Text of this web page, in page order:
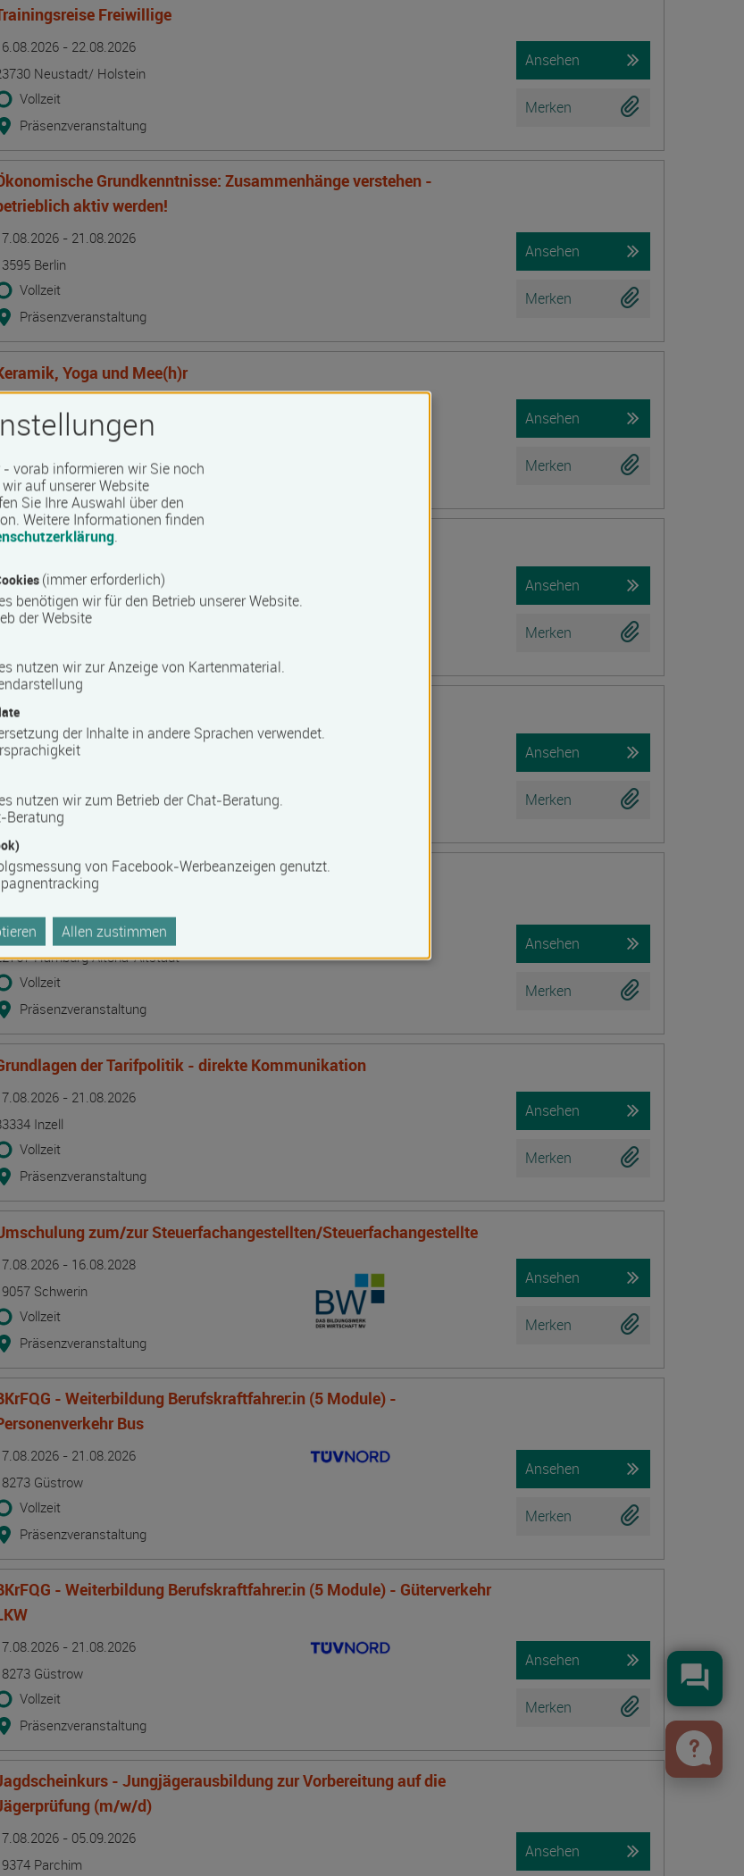
Freiwillige
- 22.08.2026
Neustadt/ Holstein
Vollzeit
Präsenzveranstaltung
Ansehen
Merken
Grundkenntnisse: Zusammenhänge verstehen -
aktiv werden!
- 21.08.2026
Berlin
Vollzeit
Präsenzveranstaltung
Ansehen
Merken
Yoga und Mee(h)r
Lubmin
und Lernform
Präsenzveranstaltung
Ansehen
Merken
IHK - Intensivlehrgang (schriftliche Prüfung)
- 23.08.2026
Frankfurt
Vollzeit
Ansehen
Merken
IHK - Intensivlehrgang (schriftliche Prüfung)
- 23.08.2026
Vollzeit
und Lernform
Blended Learning
Ansehen
Merken
Grundausbildung: Theorie und Praxis der Hypnose in
Therapie und Coaching, strukturierte Hypnose
- 21.08.2026
Hamburg Altona-Altstadt
Vollzeit
und Lernform
Präsenzveranstaltung
Ansehen
Merken
der Tarifpolitik - direkte Kommunikation
- 21.08.2026
Inzell
Vollzeit
Präsenzveranstaltung
Ansehen
Merken
zum/zur Steuerfachangestellten/Steuerfachangestellte
- 16.08.2028
Schwerin
Vollzeit
Präsenzveranstaltung
Ansehen
Merken
- Weiterbildung Berufskraftfahrer:in (5 Module) -
Bus
- 21.08.2026
Güstrow
Vollzeit
Präsenzveranstaltung
Ansehen
Merken
- Weiterbildung Berufskraftfahrer:in (5 Module) - Güterverkehr
- 21.08.2026
Güstrow
Vollzeit
Präsenzveranstaltung
Ansehen
Merken
- Jungjägerausbildung zur Vorbereitung auf die
(m/w/d)
- 05.09.2026
Parchim
Ansehen
vorab informieren wir Sie noch
auf unserer Website
Sie Ihre Auswahl über den
Weitere Informationen finden
.
(immer erforderlich)
benötigen wir für den Betrieb unserer Website.
der Website
nutzen wir zur Anzeige von Kartenmaterial.
der Inhalte in andere Sprachen verwendet.
nutzen wir zum Betrieb der Chat-Beratung.
Beratung
von Facebook-Werbeanzeigen genutzt.
Allen zustimmen